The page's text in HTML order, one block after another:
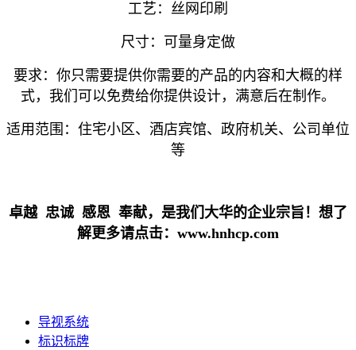
工艺：丝网印刷
尺寸：可量身定做
要求：你只需要提供你需要的产品的内容和大概的样
式，我们可以免费给你提供设计，满意后在制作。
适用范围：住宅小区、酒店宾馆、政府机关、公司单位
等
卓越 忠诚 感恩 奉献，是我们大华的企业宗旨！想了
解更多请点击：www.hnhcp.com
导视系统
标识标牌